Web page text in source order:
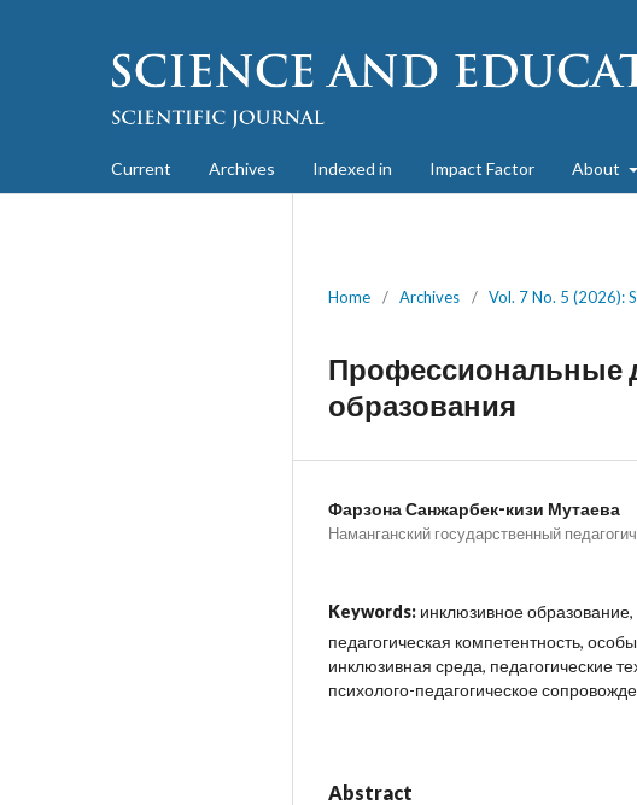
Current Archives Indexed in Impact Factor About
Home / Archives / Vol. 7 No. 5 (2026):
Профессиональные
образования
Фарзона Санжарбек-кизи Мутаева
Наманганский государственный
Keywords: инклюзивное
педагогическая компетентность,
инклюзивная среда, педагогические
психолого-педагогическое
Abstract